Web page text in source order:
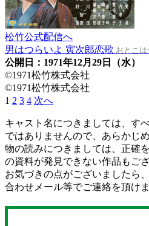
松竹公式配信へ
男はつらいよ 寅次郎恋歌 おとこ
公開日：1971年12月29日（水）
©1971松竹株式会社
©1971松竹株式会社
1 2 3 4 次へ
キャスト名につきましては、す
ではありませんので、あらかじ
物の読みにつきましては、正確
の資料が発見できない作品もござ
お気づきの点がございましたら
合わせメール等でご連絡を頂け